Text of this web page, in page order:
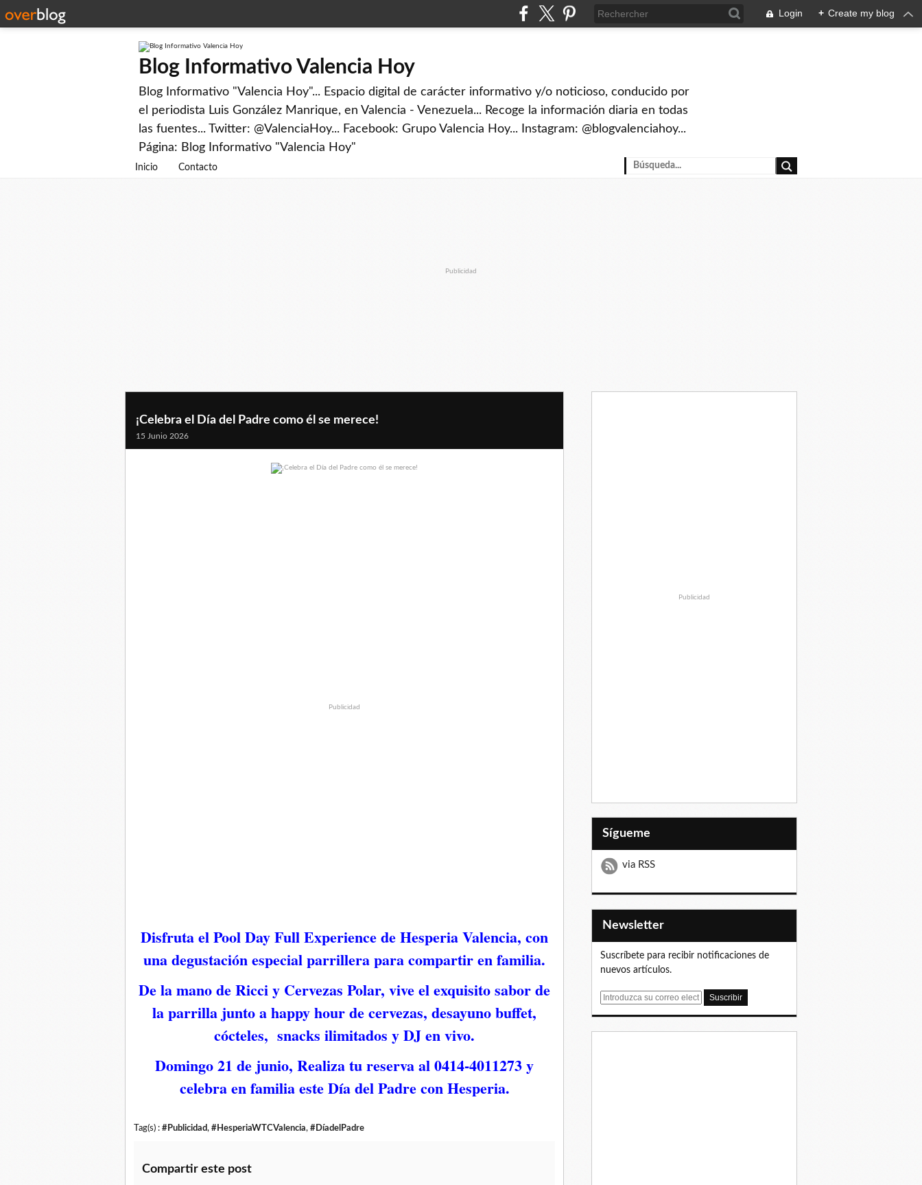
Login + Create my blog
Blog Informativo Valencia Hoy
Blog Informativo "Valencia Hoy"... Espacio digital de carácter informativo y/o noticioso, conducido por
el periodista Luis González Manrique, en Valencia - Venezuela... Recoge la información diaria en todas
las fuentes... Twitter: @ValenciaHoy... Facebook: Grupo Valencia Hoy... Instagram: @blogvalenciahoy...
Página: Blog Informativo "Valencia Hoy"
Inicio Contacto
Publicidad
¡Celebra el Día del Padre como él se merece!
15 Junio 2026
Publicidad
Disfruta el Pool Day Full Experience de Hesperia Valencia, con
una degustación especial parrillera para compartir en familia.
De la mano de Ricci y Cervezas Polar, vive el exquisito sabor de
la parrilla junto a happy hour de cervezas, desayuno buffet,
cócteles, snacks ilimitados y DJ en vivo.
Domingo 21 de junio, Realiza tu reserva al 0414-4011273 y
celebra en familia este Día del Padre con Hesperia.
Tag(s) : #Publicidad, #HesperiaWTCValencia, #DíadelPadre
Compartir este post
Publicidad
Sígueme
via RSS
Newsletter
Suscríbete para recibir notificaciones de
nuevos artículos.
E